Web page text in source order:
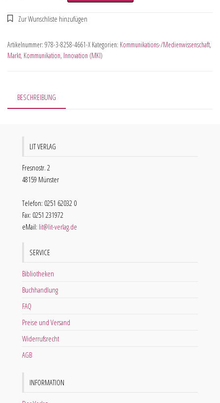
Artikelnummer: 978-3-8258-4661-X Kategorien: Kommunikations-/Medienwissenschaft,
Markt, Kommunikation, Innovation (MKI)
BESCHREIBUNG
LIT VERLAG
Fresnostr. 2
48159 Münster
Telefon: 0251 62032 0
Fax: 0251 231972
eMail: lit@lit-verlag.de
SERVICE
Bibliotheken
Buchhandlung
FAQ
Preise und Versand
Widerrufsrecht
AGB
INFORMATION